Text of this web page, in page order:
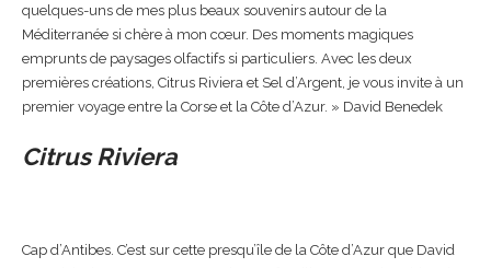
quelques-uns de mes plus beaux souvenirs autour de la
Méditerranée si chère à mon cœur. Des moments magiques
emprunts de paysages olfactifs si particuliers. Avec les deux
premières créations, Citrus Riviera et Sel d’Argent, je vous invite à un
premier voyage entre la Corse et la Côte d’Azur. » David Benedek
Citrus Riviera
Cap d’Antibes. C’est sur cette presqu’île de la Côte d’Azur que David